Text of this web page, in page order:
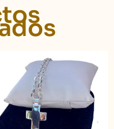
de
desde
$
hasta
$
tiene
Las